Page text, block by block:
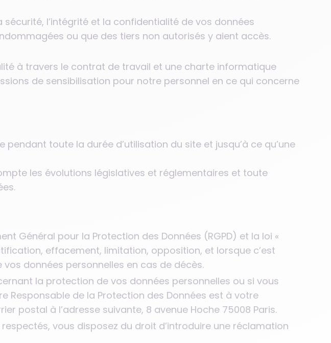
l’intégrité et la confidentialité de vos données
ou que des tiers non autorisés y aient accès.
à travers le contrat de travail et une charte informatique
de sensibilisation pour notre personnel en ce qui concerne
toute la durée d’utilisation du site et jusqu’à ce qu’une
les évolutions législatives et réglementaires et toute
Général pour la Protection des Données (RGPD) et la loi «
effacement, limitation, opposition, et lorsque c’est
données personnelles en cas de décès.
la protection de vos données personnelles ou si vous
Responsable de la Protection des Données est à votre
postal à l’adresse suivante, 8 avenue Hoche 75008 Paris.
vous disposez du droit d’introduire une réclamation